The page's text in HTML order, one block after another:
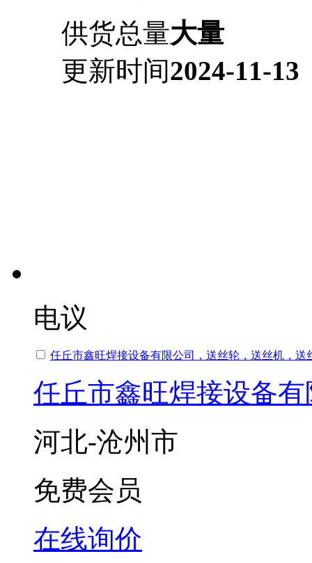
供货总量大量
更新时间2024-11-13
电议
任丘市鑫旺焊接设备有限公司，送丝轮，送丝机，送
任丘市鑫旺焊接设备
河北-沧州市
免费会员
在线询价